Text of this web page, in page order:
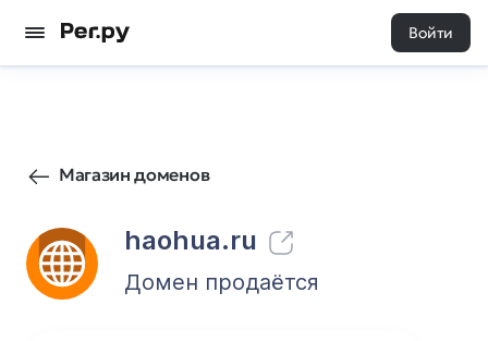
Войти
Магазин доменов
haohua.ru
2 0
Домен продаётся